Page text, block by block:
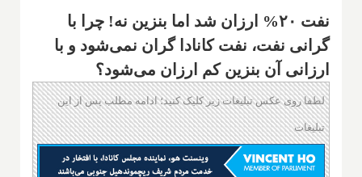
نفت ۲۰% ارزان شد اما بنزین نه! چرا با
گرانی نفت، نفت کانادا گران نمی‌شود و با
ارزانی آن بنزین کم ارزان می‌شود؟
لطفا روی عکس تبلیغات زیر کلیک کنید؛ ادامه مطلب پس از این
تبلیغات